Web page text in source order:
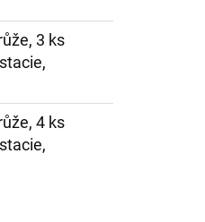
3 ks
4 ks